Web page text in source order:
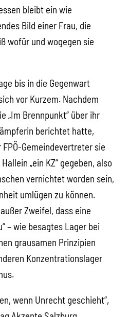
bleibt ein wie
Bild einer Frau, die
wofür und wogegen sie
bis in die Gegenwart
vor Kurzem. Nachdem
„Im Brennpunkt“ über ihr
berichtet hatte,
Gemeindevertreter sie
„ein KZ“ gegeben, also
vernichtet worden sein,
umlügen zu können.
Zweifel, dass eine
– wie besagtes Lager bei
grausamen Prinzipien
Konzentrationslager
wenn Unrecht geschieht“,